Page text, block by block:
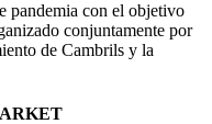
pandemia con el objetivo
conjuntamente por
de Cambrils y la